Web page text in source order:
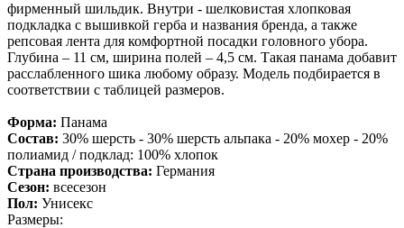
фирменный шильдик. Внутри - шелковистая хлопковая
подкладка с вышивкой герба и названия бренда, а также
репсовая лента для комфортной посадки головного убора.
Глубина – 11 см, ширина полей – 4,5 см. Такая панама добавит
расслабленного шика любому образу. Модель подбирается в
соответствии с таблицей размеров.
Форма: Панама
Состав: 30% шерсть - 30% шерсть альпака - 20% мохер - 20%
полиамид / подклад: 100% хлопок
Страна производства: Германия
Сезон: всесезон
Пол: Унисекс
Размеры: